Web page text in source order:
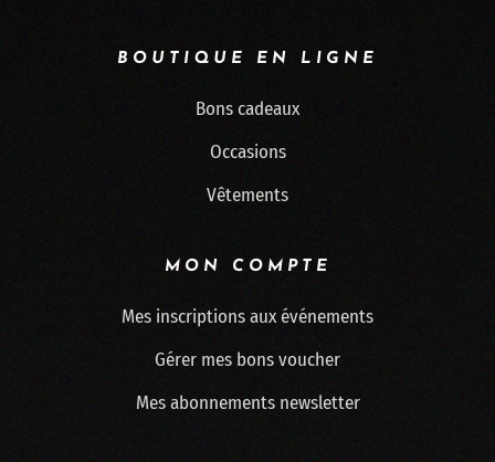
BOUTIQUE EN LIGNE
Bons cadeaux
Occasions
Vêtements
MON COMPTE
Mes inscriptions aux événements
Gérer mes bons voucher
Mes abonnements newsletter